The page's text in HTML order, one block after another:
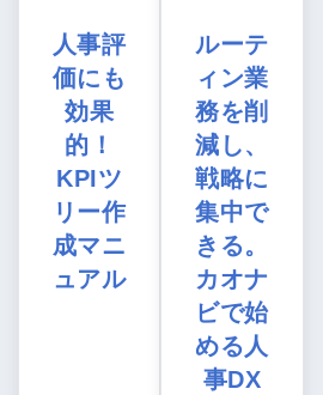
人事評
価にも
効果
的！
KPIツ
リー作
成マニ
ュアル
ルーテ
ィン業
務を削
減し、
戦略に
集中で
きる。
カオナ
ビで始
める人
事DX